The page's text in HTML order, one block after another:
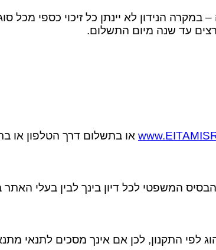
הנידון לא יינתן כל זיכוי כספי מכל
עד שנה מיום התשלום.
או בתשלום דרך הטלפון או
המשפטי לכל דיון בינך לבין בעלי האתר
לפי התקנון, לכן אם אינך מסכים לתנאי